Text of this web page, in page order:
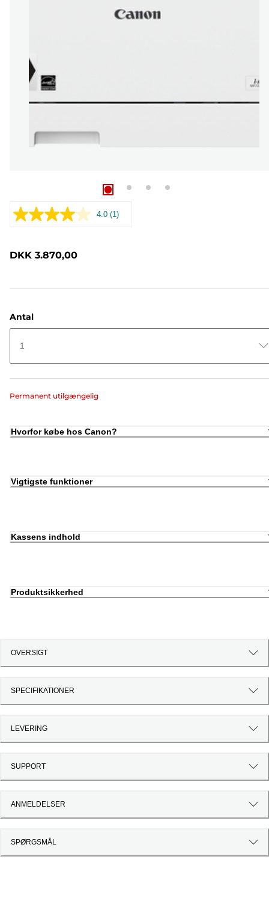
4.0 Læs
(1)
DKK 3.870,00
Antal
1
Permanent utilgængelig
Hvorfor købe hos Canon?
Vigtigste funktioner
Kassens indhold
Produktsikkerhed
OVERSIGT
SPECIFIKATIONER
LEVERING
SUPPORT
ANMELDELSER
SPØRGSMÅL